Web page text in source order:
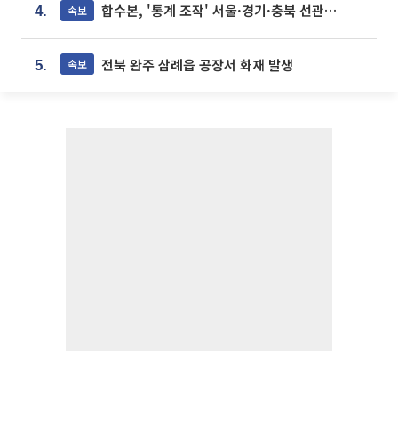
4. 속보 합수본, '통계 조작' 서울·경기·충북 선관위 등 추가 압수수색
5. 속보 전북 완주 삼례읍 공장서 화재 발생